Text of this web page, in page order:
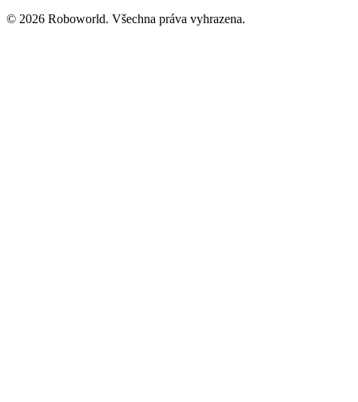
© 2026 Roboworld. Všechna práva vyhrazena.